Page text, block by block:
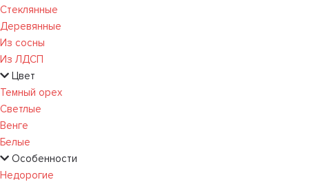
Стеклянные
Деревянные
Из сосны
Из ЛДСП
Цвет
Темный орех
Светлые
Венге
Белые
Особенности
Недорогие